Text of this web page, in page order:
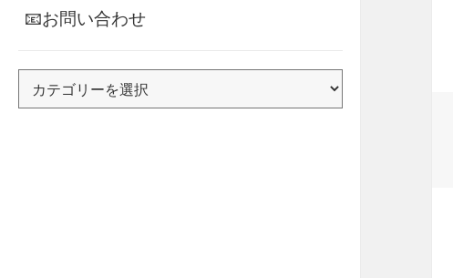
📧お問い合わせ